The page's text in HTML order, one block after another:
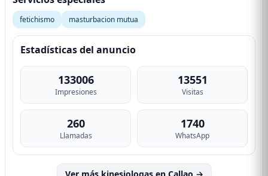
fetichismo masturbacion mutua
Estadísticas del anuncio
133006
Impresiones
13551
Visitas
260
Llamadas
1740
WhatsApp